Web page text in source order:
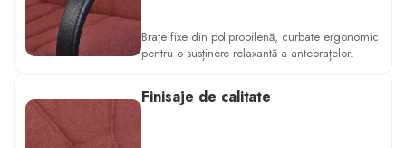
Brațe fixe din polipropilenă, curbate ergonomic
pentru o susținere relaxantă a antebrațelor.
Finisaje de calitate